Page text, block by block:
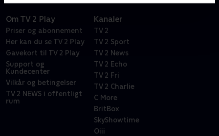
Om TV 2 Play
Priser og abonnement
Her kan du se TV 2 Play
Gavekort til TV 2 Play
Support og
Kundecenter
Vilkår og betingelser
TV 2 NEWS i offentligt
rum
Kanaler
TV 2
TV 2 Sport
TV 2 News
TV 2 Echo
TV 2 Fri
TV 2 Charlie
C More
BritBox
SkyShowtime
Oiii